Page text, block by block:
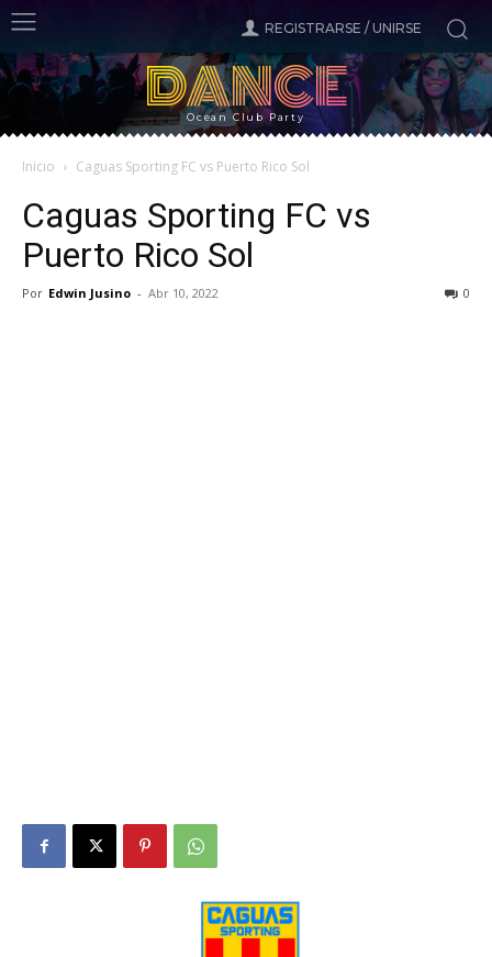
REGISTRARSE / UNIRSE
DANCE
Ocean Club Party
Inicio Caguas Sporting FC vs Puerto Rico Sol
Caguas Sporting FC vs
Puerto Rico Sol
Por Edwin Jusino - Abr 10, 2022 0